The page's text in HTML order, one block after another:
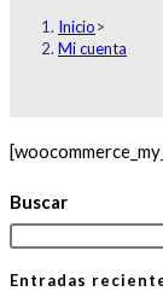
Inicio>
Mi cuenta
Buscar
Entradas